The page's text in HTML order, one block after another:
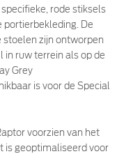
rode stiksels
portierbekleding. De
zijn ontworpen
in ruw terrein als op de
Grey
is voor de Special
voorzien van het
is geoptimaliseerd voor